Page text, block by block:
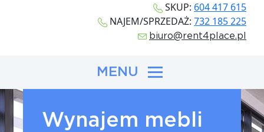
SKUP: 604 417 615
NAJEM/SPRZEDAŻ:732 185 225
biuro@rent4place.pl
MENU
Wynajem mebli